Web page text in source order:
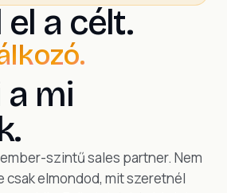
a célt.
lkozó.
mi
ember-szintű sales partner. Nem
csak elmondod, mit szeretnél